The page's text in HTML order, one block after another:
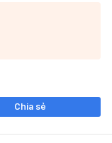
Chia sẻ